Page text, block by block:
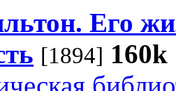
Его
[1894] 160k